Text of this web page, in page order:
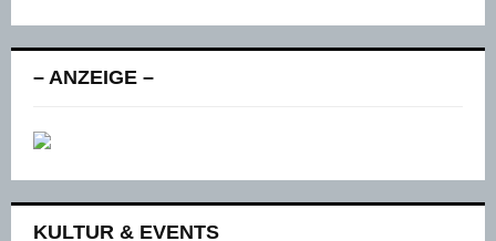
– ANZEIGE –
KULTUR & EVENTS